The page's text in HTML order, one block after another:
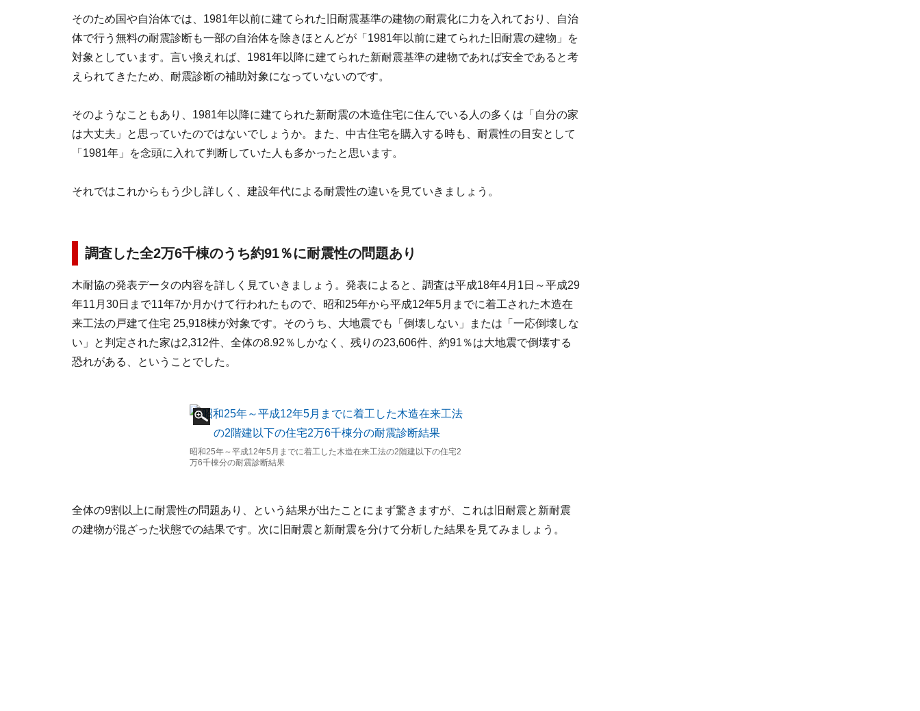
そのため国や自治体では、1981年以前に建てられた旧耐震基準の建物の耐震化に力を入れており、自治
体で行う無料の耐震診断も一部の自治体を除きほとんどが「1981年以前に建てられた旧耐震の建物」を
対象としています。言い換えれば、1981年以降に建てられた新耐震基準の建物であれば安全であると考
えられてきたため、耐震診断の補助対象になっていないのです。
そのようなこともあり、1981年以降に建てられた新耐震の木造住宅に住んでいる人の多くは「自分の家
は大丈夫」と思っていたのではないでしょうか。また、中古住宅を購入する時も、耐震性の目安として
「1981年」を念頭に入れて判断していた人も多かったと思います。
それではこれからもう少し詳しく、建設年代による耐震性の違いを見ていきましょう。
調査した全2万6千棟のうち約91％に耐震性の問題あり
木耐協の発表データの内容を詳しく見ていきましょう。発表によると、調査は平成18年4月1日～平成29
年11月30日まで11年7か月かけて行われたもので、昭和25年から平成12年5月までに着工された木造在
来工法の戸建て住宅 25,918棟が対象です。そのうち、大地震でも「倒壊しない」または「一応倒壊しな
い」と判定された家は2,312件、全体の8.92％しかなく、残りの23,606件、約91％は大地震で倒壊する
恐れがある、ということでした。
昭和25年～平成12年5月までに着工した木造在来工法の2階建以下の住宅2
万6千棟分の耐震診断結果
全体の9割以上に耐震性の問題あり、という結果が出たことにまず驚きますが、これは旧耐震と新耐震
の建物が混ざった状態での結果です。次に旧耐震と新耐震を分けて分析した結果を見てみましょう。